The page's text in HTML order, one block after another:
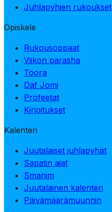
Juhlapyhien rukoukset
Opiskele
Rukousoppaat
Viikon parasha
Toora
Daf Jomi
Profeetat
Kirjoitukset
Kalenteri
Juutalaiset juhlapyhät
Sapatin ajat
Smanim
Juutalainen kalenteri
Päivämäärämuunnin